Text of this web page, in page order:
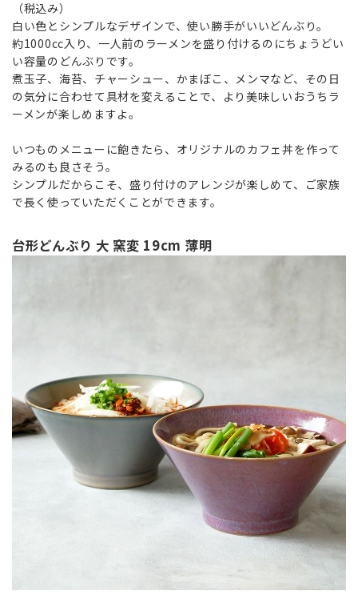
（税込み）
白い色とシンプルなデザインで、使い勝手がいいどんぶり。
約1000cc入り、一人前のラーメンを盛り付けるのにちょうどい
い容量のどんぶりです。
煮玉子、海苔、チャーシュー、かまぼこ、メンマなど、その日
の気分に合わせて具材を変えることで、より美味しいおうちラ
ーメンが楽しめますよ。
いつものメニューに飽きたら、オリジナルのカフェ丼を作って
みるのも良さそう。
シンプルだからこそ、盛り付けのアレンジが楽しめて、ご家族
で長く使っていただくことができます。
台形どんぶり 大 窯変 19cm 薄明